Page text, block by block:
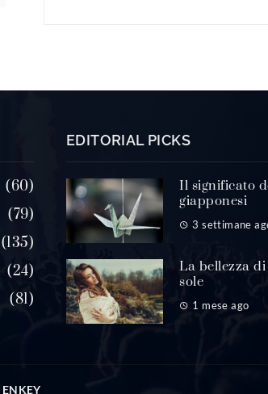
60
79
135
24
81
EDITORIAL PICKS
Il significato
giapponesi
3 settimane
La bellezza
sole
1 mese ago
ENKEY